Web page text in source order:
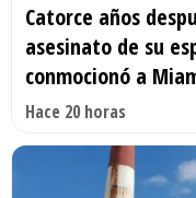
Catorce años
asesinato de su
conmocionó a
Hace 20 horas